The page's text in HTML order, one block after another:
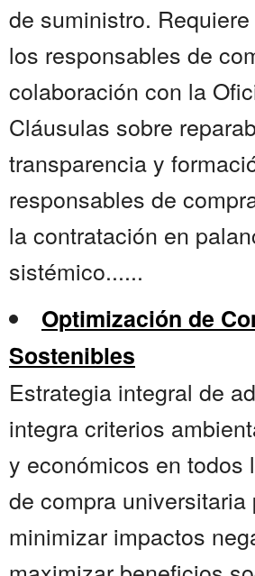
de suministro.
los responsables de
colaboración con la
Cláusulas sobre
transparencia y
responsables de
la contratación en
sistémico......
Optimización de
Sostenibles
Estrategia integral de
integra criterios
y económicos en todos
de compra universitaria
minimizar impactos